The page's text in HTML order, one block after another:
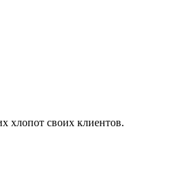
хлопот своих клиентов.